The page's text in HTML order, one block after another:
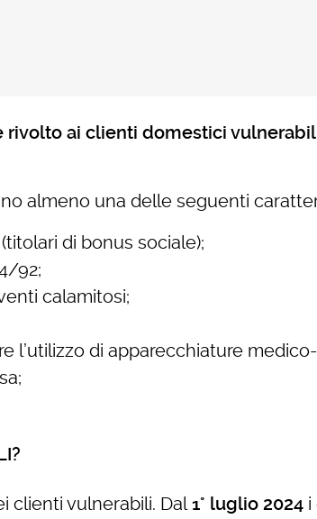
rivolto ai clienti domestici
almeno una delle seguenti
di bonus sociale);
92;
calamitosi;
l’utilizzo di apparecchiature
clienti vulnerabili. Dal1° luglio 2024 i